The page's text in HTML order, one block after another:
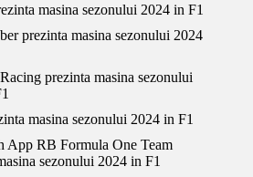
masina sezonului 2024 in F1
prezinta masina sezonului 2024
prezinta masina sezonului
masina sezonului 2024 in F1
App RB Formula One Team
sezonului 2024 in F1